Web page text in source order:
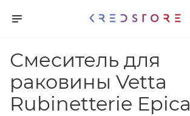
Смеситель для
раковины Vetta
Rubinetterie Epica